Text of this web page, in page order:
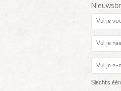
Slechts